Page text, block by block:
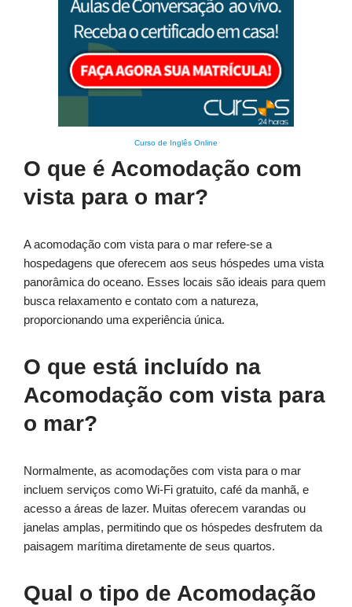
Curso de Inglês Online
O que é Acomodação com
vista para o mar?
A acomodação com vista para o mar refere-se a
hospedagens que oferecem aos seus hóspedes uma vista
panorâmica do oceano. Esses locais são ideais para quem
busca relaxamento e contato com a natureza,
proporcionando uma experiência única.
O que está incluído na
Acomodação com vista para
o mar?
Normalmente, as acomodações com vista para o mar
incluem serviços como Wi-Fi gratuito, café da manhã, e
acesso a áreas de lazer. Muitas oferecem varandas ou
janelas amplas, permitindo que os hóspedes desfrutem da
paisagem marítima diretamente de seus quartos.
Qual o tipo de Acomodação